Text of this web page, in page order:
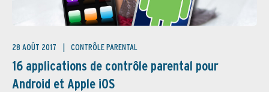
28 AOÛT 2017 CONTRÔLE PARENTAL
16 applications de contrôle parental pour
Android et Apple iOS